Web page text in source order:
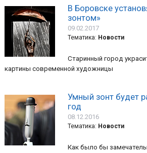
В Боровске
зонтом»
09.02.2017
Тематика: Новости
Старинный город
картины современной художницы
Умный зонт будет
год
08.12.2016
Тематика: Новости
Как было бы